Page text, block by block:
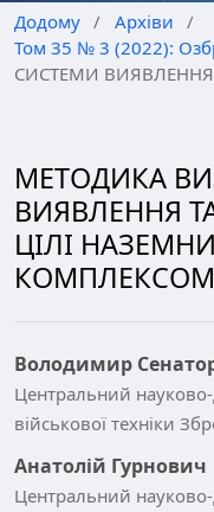
Додому / Архіви
/
Том 35 № 3 (2022):
СИСТЕМИ
МЕТОДИКА
ВИЯВЛЕННЯ
ЦІЛІ
КОМПЛЕКСОМ
Володимир
Центральний науково-
військової техніки
Анатолій Гурнович
Центральний науково-